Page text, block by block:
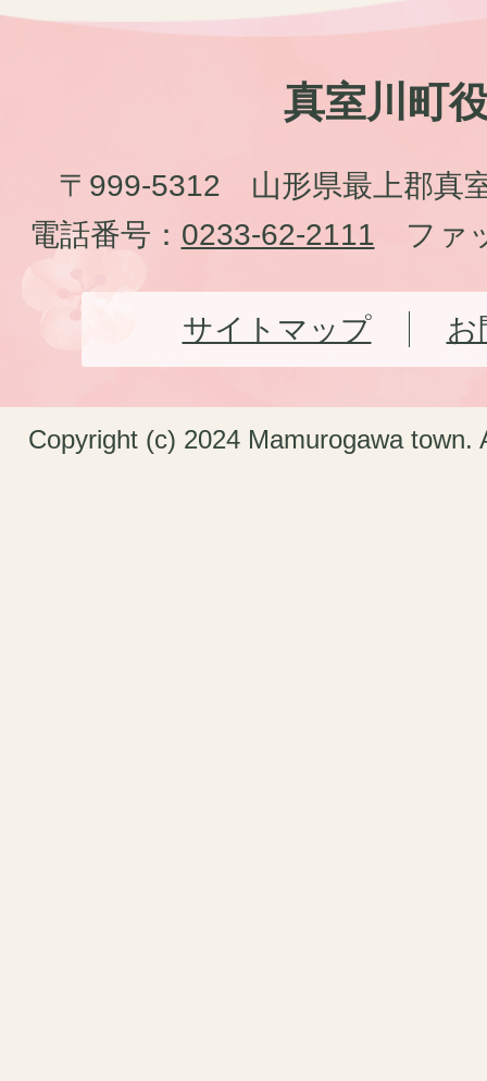
真室川町
〒999-5312 山形県最上郡真
電話番号： 0233-62-2111 ファ
サイトマップ お
Copyright (c) 2024 Mamurogawa town.